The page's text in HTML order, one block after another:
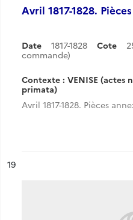
Avril 1817-1828.
Date 1817-1828 Cote
commande)
Contexte : VENISE (actes
primata)
Avril 1817-1828. Pièces
n°
19